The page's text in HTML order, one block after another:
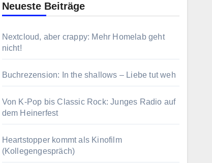
Neueste Beiträge
Nextcloud, aber crappy: Mehr Homelab geht
nicht!
Buchrezension: In the shallows – Liebe tut weh
Von K-Pop bis Classic Rock: Junges Radio auf
dem Heinerfest
Heartstopper kommt als Kinofilm
(Kollegengespräch)